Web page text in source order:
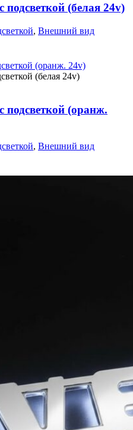
(белая 24v)
, Внешний вид
подсветкой (оранж.
, Внешний вид